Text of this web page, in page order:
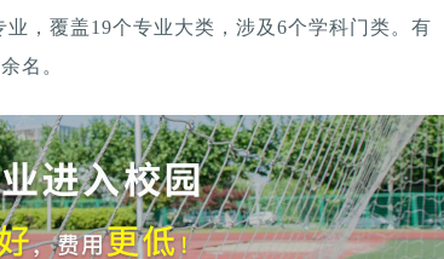
，覆盖19个专业大类，涉及6个学科门类。有
名。